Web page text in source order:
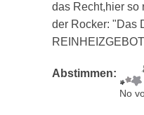
das Recht,hier so
der Rocker: "Das
Abstimmen:
No